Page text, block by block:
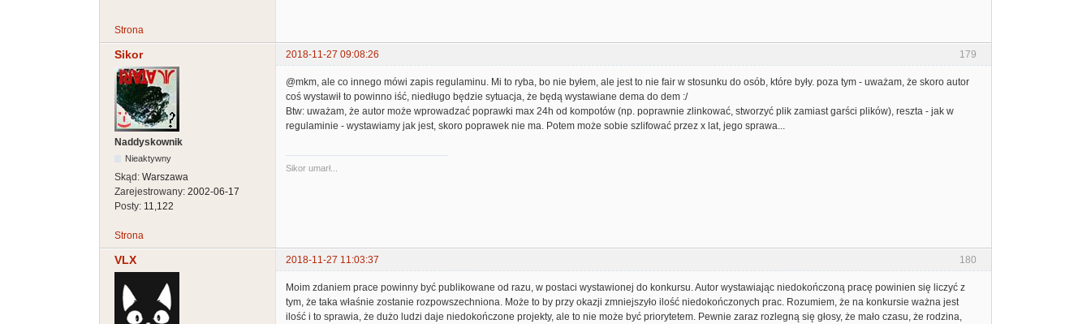
Strona
179
Sikor 2018-11-27 09:08:26
Naddyskownik
Nieaktywny
Skąd: Warszawa
Zarejestrowany: 2002-06-17
Posty: 11,122
@mkm, ale co innego mówi zapis regulaminu. Mi to ryba, bo nie byłem, ale jest to nie fair w stosunku do osób, które były. poza tym - uważam, że skoro autor
coś wystawił to powinno iść, niedługo będzie sytuacja, że będą wystawiane dema do dem :/
Btw: uważam, że autor może wprowadzać poprawki max 24h od kompotów (np. poprawnie zlinkować, stworzyć plik zamiast garści plików), reszta - jak w
regulaminie - wystawiamy jak jest, skoro poprawek nie ma. Potem może sobie szlifować przez x lat, jego sprawa...
Sikor umarł...
Strona
180
VLX 2018-11-27 11:03:37
Moim zdaniem prace powinny być publikowane od razu, w postaci wystawionej do konkursu. Autor wystawiając niedokończoną pracę powinien się liczyć z
tym, że taka właśnie zostanie rozpowszechniona. Może to by przy okazji zmniejszyło ilość niedokończonych prac. Rozumiem, że na konkursie ważna jest
ilość i to sprawia, że dużo ludzi daje niedokończone projekty, ale to nie może być priorytetem. Pewnie zaraz rozlegną się głosy, że mało czasu, że rodzina,